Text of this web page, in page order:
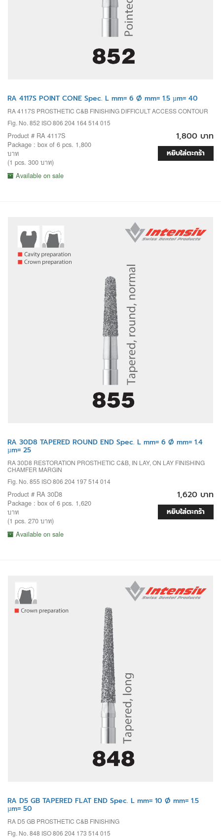
RA 4117S POINT CONE Spec. L mm= 6 Ø mm= 1.5 µm= 40
RA 4117S PROSTHETIC C&B FINISHING DIFFICULT ACCESS CONTOUR
Fig. No. 852 ISO 806 204 164 514 015
Product # RA 4117S
Package : box of 6 pcs. 1,800
บาท
(1 pcs. 300 บาท)
Available on sale
1,800 บาท
หยิบใส่ตะกร้า
RA 30D8 TAPERED ROUND END Spec. L mm= 6 Ø mm= 1.4
µm= 25
RA 30D8 RESTORATION PROSTHETIC C&B, IN LAY, ON LAY FINISHING
CHAMFER MARGIN
Fig. No. 855 ISO 806 204 197 514 014
Product # RA 30D8
Package : box of 6 pcs. 1,620
บาท
(1 pcs. 270 บาท)
Available on sale
1,620 บาท
หยิบใส่ตะกร้า
RA D5 GB TAPERED FLAT END Spec. L mm= 10 Ø mm= 1.5
µm= 50
RA D5 GB PROSTHETIC C&B FINISHING
Fig. No. 848 ISO 806 204 173 514 015